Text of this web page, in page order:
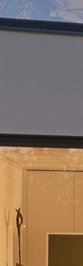
Zusammenarbeit mit
Modulgebäudein 9
von 741
Anordnung
Eindruck. Ein
als Primärfassade
Optischen
das Meldorfer
Ton, das für den
im